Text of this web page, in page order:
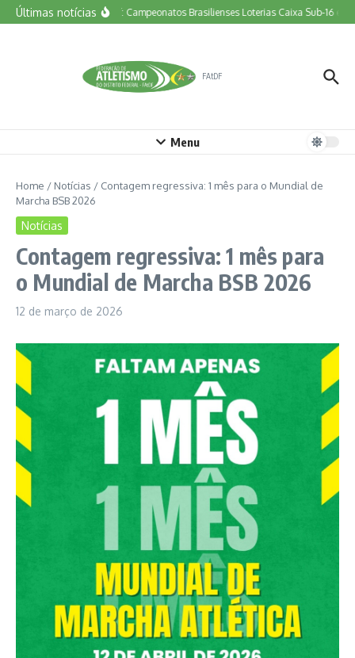
Ir para o conteúdo
Últimas notíciasVem aí: Campeonatos Brasilienses Loterias Caixa Sub-16 e
FAtDF
Menu
Home / Notícias / Contagem regressiva: 1 mês para o Mundial de
Marcha BSB 2026
Notícias
Contagem regressiva: 1 mês para
o Mundial de Marcha BSB 2026
12 de março de 2026